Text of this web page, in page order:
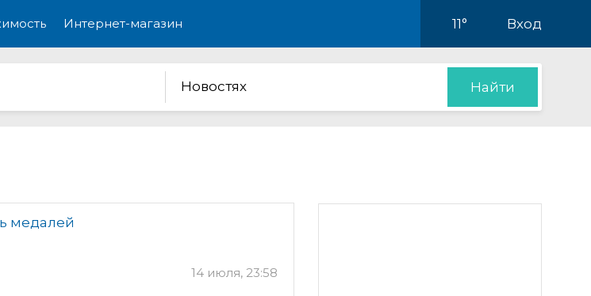
Интернет-магазин 11° Вход
Новостях Найти
медалей
14 июля, 23:58